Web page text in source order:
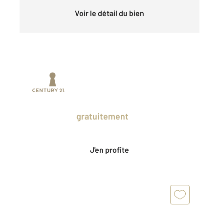
Voir le détail du bien
gratuitement
J'en profite